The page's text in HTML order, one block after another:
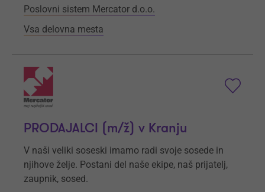
Poslovni sistem Mercator d.o.o.
Vsa delovna mesta
PRODAJALCI (m/ž) v Kranju
V naši veliki soseski imamo radi svoje sosede in
njihove želje. Postani del naše ekipe, naš prijatelj,
zaupnik, sosed.